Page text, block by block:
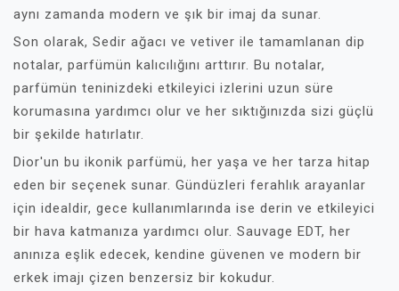
aynı zamanda modern ve şık bir imaj da sunar.
Son olarak, Sedir ağacı ve vetiver ile tamamlanan dip
notalar, parfümün kalıcılığını arttırır. Bu notalar,
parfümün teninizdeki etkileyici izlerini uzun süre
korumasına yardımcı olur ve her sıktığınızda sizi güçlü
bir şekilde hatırlatır.
Dior'un bu ikonik parfümü, her yaşa ve her tarza hitap
eden bir seçenek sunar. Gündüzleri ferahlık arayanlar
için idealdir, gece kullanımlarında ise derin ve etkileyici
bir hava katmanıza yardımcı olur. Sauvage EDT, her
anınıza eşlik edecek, kendine güvenen ve modern bir
erkek imajı çizen benzersiz bir kokudur.